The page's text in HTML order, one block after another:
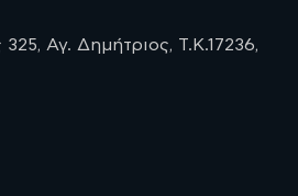
Αγ. Δημήτριος, Τ.Κ.17236,